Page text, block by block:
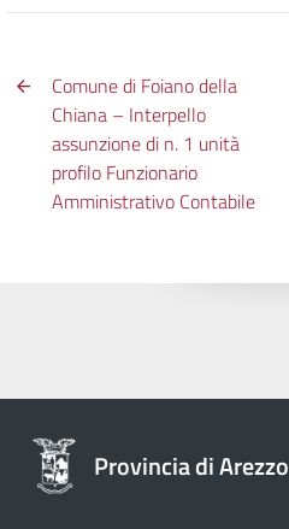
Comune di Foiano della
Chiana – Interpello
assunzione di n. 1 unità
profilo Funzionario
Amministrativo Contabile
Provincia di Arezzo